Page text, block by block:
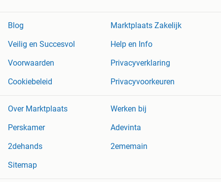
Blog
Marktplaats Zakelijk
Veilig en Succesvol
Help en Info
Voorwaarden
Privacyverklaring
Cookiebeleid
Privacyvoorkeuren
Over Marktplaats
Werken bij
Perskamer
Adevinta
2dehands
2ememain
Sitemap